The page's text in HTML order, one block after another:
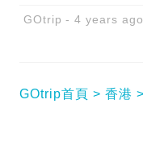
GOtrip 4 years ago
GOtrip首頁 香港